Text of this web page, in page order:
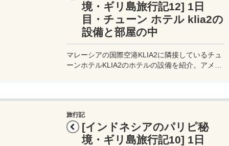
境・ギリ島旅行記12] 1日
目・チューン ホテル klia2の
設備と部屋の中
マレーシアの国際空港KLIA2に隣接しているチュ
ーンホテルKLIA2のホテルの設備を紹介。アメニ
旅行記
[インドネシアのパリピ秘
境・ギリ島旅行記10] 1日